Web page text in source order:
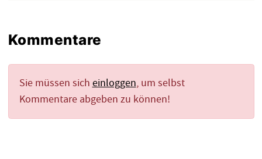
Kommentare
Sie müssen sich einloggen, um selbst
Kommentare abgeben zu können!